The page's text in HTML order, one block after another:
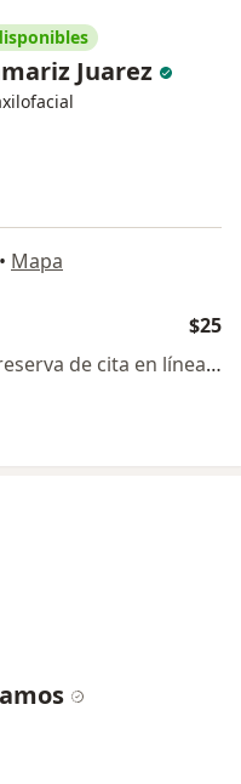
Juarez
• Mapa
$25
Este especialista no ofrece reserva de cita en línea en esta dirección.